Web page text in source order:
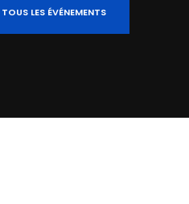
TOUS LES ÉVÉNEMENTS